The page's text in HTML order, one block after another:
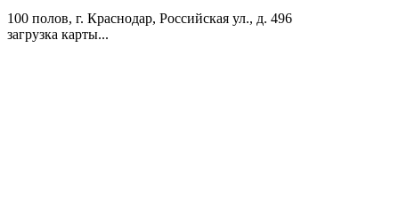
100 полов, г. Краснодар, Российская ул., д. 496
загрузка карты...